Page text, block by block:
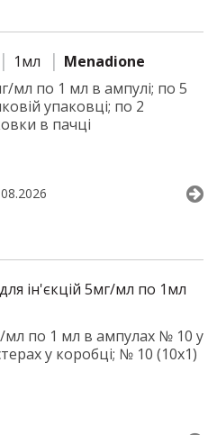
1мл
Menadione
мл по 1 мл в ампулі; по 5
упаковці; по 2
в пачці
ін'єкцій 5мг/мл по 1мл
мл по 1 мл в ампулах № 10 у
у коробці; № 10 (10х1)